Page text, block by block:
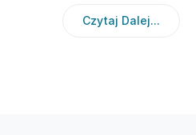
Czytaj Dalej...